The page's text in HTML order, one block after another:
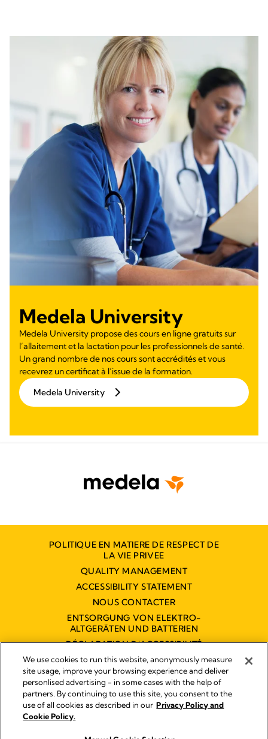
Medela University
Medela University propose des cours en ligne gratuits sur
l’allaitement et la lactation pour les professionnels de santé.
Un grand nombre de nos cours sont accrédités et vous
recevrez un certificat à l’issue de la formation.
Medela University
POLITIQUE EN MATIERE DE RESPECT DE
LA VIE PRIVEE
QUALITY MANAGEMENT
ACCESSIBILITY STATEMENT
NOUS CONTACTER
ENTSORGUNG VON ELEKTRO-
ALTGERÄTEN UND BATTERIEN
DÉCLARATION D'ACCESSIBILITÉ
NUMÉRIQUE
Empreinte
Legal Notice
We use cookies to run this website, anonymously measure
site usage, improve your browsing experience and deliver
personlised advertising - in some cases with the help of
partners. By continuing to use this site, you consent to the
use of all cookies as described in our Privacy Policy and
Cookie Policy.